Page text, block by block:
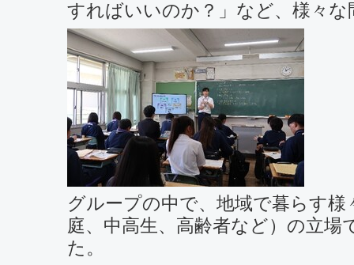
すればいいのか？」など、様々
グループの中で、地域で暮らす様
庭、中高生、高齢者など）の立
た。